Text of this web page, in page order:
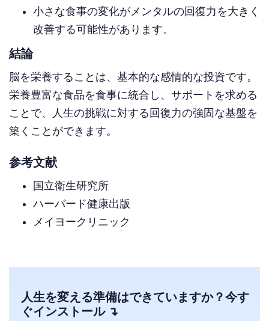
小さな食事の変化がメンタルの回復力を大きく
改善する可能性があります。
結論
脳を栄養することは、基本的な感情的な投資です。
栄養豊富な食品を食事に統合し、サポートを求める
ことで、人生の挑戦に対する回復力の強固な基盤を
築くことができます。
参考文献
国立衛生研究所
ハーバード健康出版
メイヨークリニック
人生を変える準備はできていますか？今す
ぐインストール ↴